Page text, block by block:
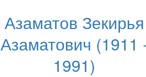
Азаматов Зекирья
Азаматович (1911
1991)